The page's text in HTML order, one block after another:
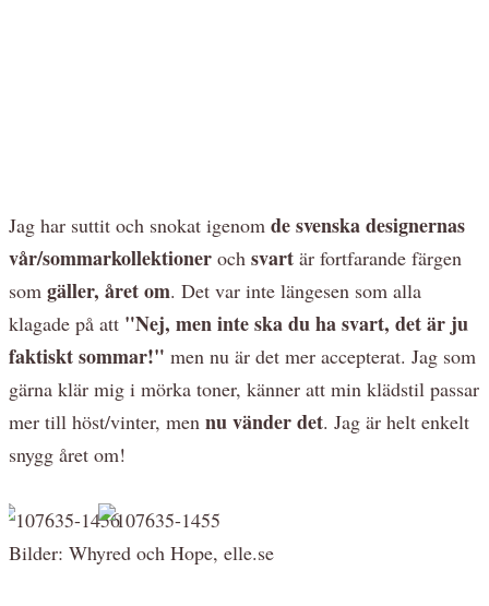
Jag har suttit och snokat igenom de svenska designernas
vår/sommarkollektioner och svart är fortfarande färgen
som gäller, året om. Det var inte längesen som alla
klagade på att "Nej, men inte ska du ha svart, det är ju
faktiskt sommar!" men nu är det mer accepterat. Jag som
gärna klär mig i mörka toner, känner att min klädstil passar
mer till höst/vinter, men nu vänder det. Jag är helt enkelt
snygg året om!
Bilder: Whyred och Hope, elle.se